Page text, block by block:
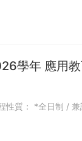
學年 應用